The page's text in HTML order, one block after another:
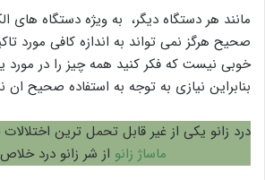
مانند هر دستگاه دیگر، به ویژه دستگاه های
صحیح هرگز نمی تواند به اندازه کافی مورد
خوبی نیست که فکر کنید همه چیز را در مورد
بنابراین نیازی به توجه به استفاده صحیح ان
درد زانو یکی از غیر قابل تحمل ترین اختلالات
ماساژ زانو از شر زانو درد